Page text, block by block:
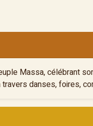
Massa, célébrant
danses, foires,